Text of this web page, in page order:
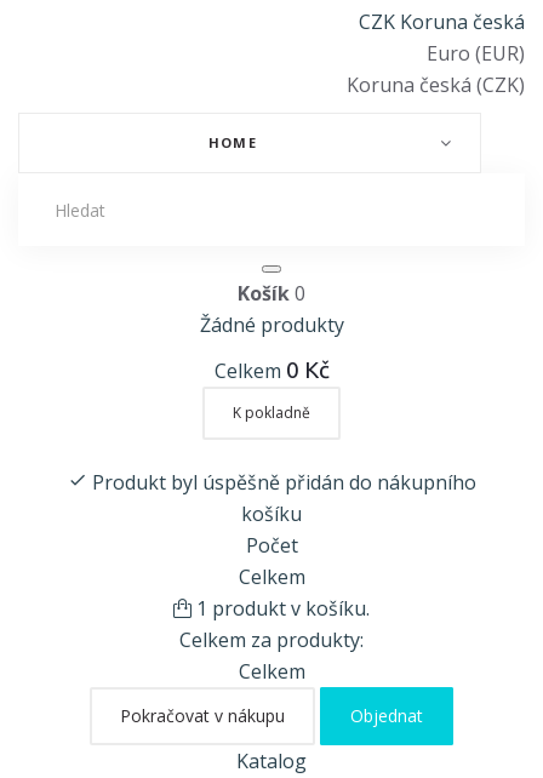
CZK Koruna česká
Euro (EUR)
Koruna česká (CZK)
HOME
Košík0
Žádné produkty
Celkem 0 Kč
K pokladně
Produkt byl úspěšně přidán do nákupního
košíku
Počet
Celkem
1 produkt v košíku.
Celkem za produkty:
Celkem
Pokračovat v nákupu Objednat
Katalog